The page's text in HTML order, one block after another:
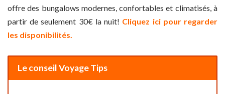
offre des bungalows modernes, confortables et climatisés, à
partir de seulement 30€ la nuit! Cliquez ici pour regarder
les disponibilités.
Le conseil Voyage Tips